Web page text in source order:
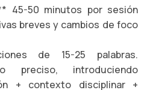
45-50 minutos por sesión
breves y cambios de foco
de 15-25 palabras.
preciso, introduciendo
+ contexto disciplinar +